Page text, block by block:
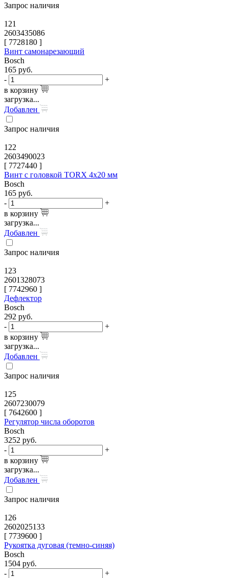
Запрос наличия
121
2603435086
[ 7728180 ]
Винт самонарезающий
Bosch
165 руб.
-
+
в корзину
загрузка...
Добавлен
Запрос наличия
122
2603490023
[ 7727440 ]
Винт с головкой TORX 4x20 мм
Bosch
165 руб.
-
+
в корзину
загрузка...
Добавлен
Запрос наличия
123
2601328073
[ 7742960 ]
Дефлектор
Bosch
292 руб.
-
+
в корзину
загрузка...
Добавлен
Запрос наличия
125
2607230079
[ 7642600 ]
Регулятор числа оборотов
Bosch
3252 руб.
-
+
в корзину
загрузка...
Добавлен
Запрос наличия
126
2602025133
[ 7739600 ]
Рукоятка дуговая (темно-синяя)
Bosch
1504 руб.
-
+